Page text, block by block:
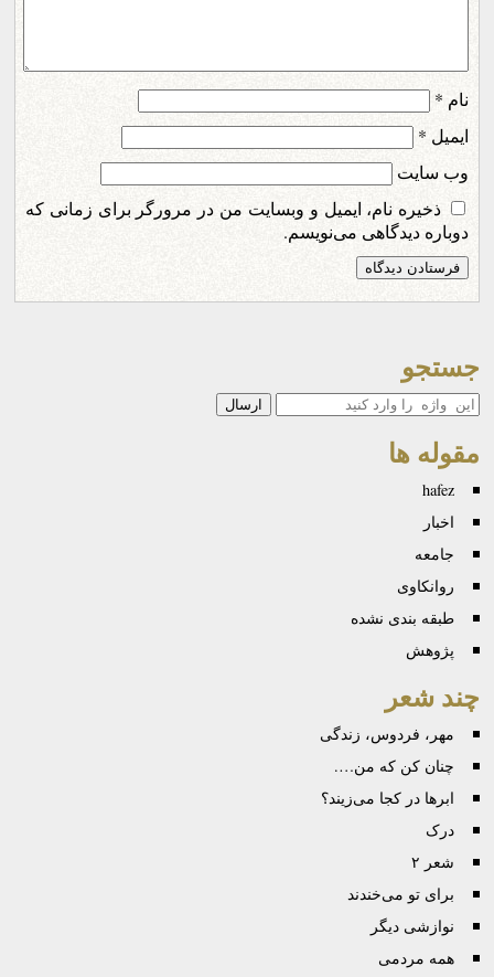
نام *
ایمیل *
وب‌ سایت
ذخیره نام، ایمیل و وبسایت من در مرورگر برای زمانی که
دوباره دیدگاهی می‌نویسم.
جستجو
جستجو
مقوله ها
hafez
اخبار
جامعه
روانكاوی
طبقه بندی نشده
پژوهش
چند شعر
مهر، فردوس، زندگی
چنان کن که من….
ابرها در کجا می‌زیند؟
درک
شعر ۲
برای تو می‌خندند
نوازشی دیگر
همه مردمی